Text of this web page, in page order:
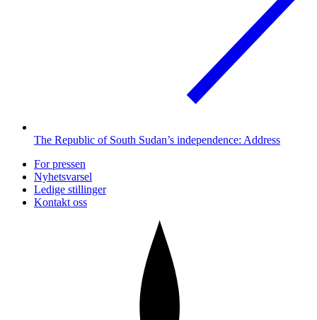
The Republic of South Sudan’s independence: Address
For pressen
Nyhetsvarsel
Ledige stillinger
Kontakt oss